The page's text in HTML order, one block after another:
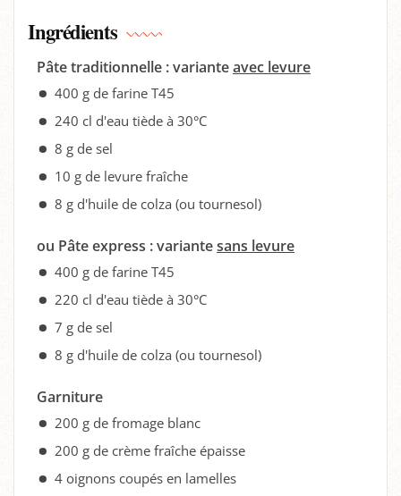
Ingrédients
Pâte traditionnelle : varianteavec levure
400 g de farine T45
240 cl d'eau tiède à 30°C
8 g de sel
10 g de levure fraîche
8 g d'huile de colza (ou tournesol)
ou Pâte express : variantesans levure
400 g de farine T45
220 cl d'eau tiède à 30°C
7 g de sel
8 g d'huile de colza (ou tournesol)
Garniture
200 g de fromage blanc
200 g de crème fraîche épaisse
4 oignons coupés en lamelles